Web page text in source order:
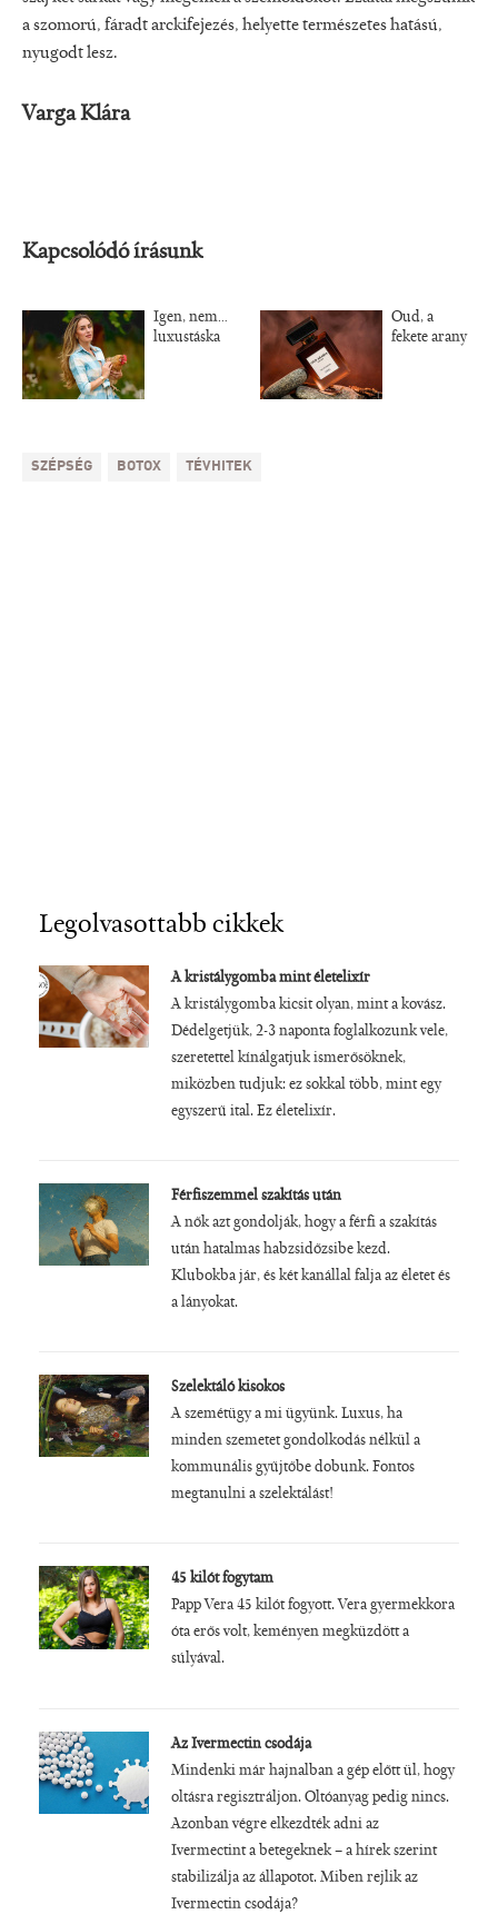
a szomorú, fáradt arckifejezés, helyette természetes hatású,
nyugodt lesz.
Varga Klára
Kapcsolódó írásunk
Igen, nem…
luxustáska
Oud, a
fekete arany
SZÉPSÉG BOTOX TÉVHITEK
Legolvasottabb cikkek
A kristálygomba mint életelixír
A kristálygomba kicsit olyan, mint a kovász.
Dédelgetjük, 2-3 naponta foglalkozunk vele,
szeretettel kínálgatjuk ismerősöknek,
miközben tudjuk: ez sokkal több, mint egy
egyszerű ital. Ez életelixír.
Férfiszemmel szakítás után
A nők azt gondolják, hogy a férfi a szakítás
után hatalmas habzsidőzsibe kezd.
Klubokba jár, és két kanállal falja az életet és
a lányokat.
Szelektáló kisokos
A szemétügy a mi ügyünk. Luxus, ha
minden szemetet gondolkodás nélkül a
kommunális gyűjtőbe dobunk. Fontos
megtanulni a szelektálást!
45 kilót fogytam
Papp Vera 45 kilót fogyott. Vera gyermekkora
óta erős volt, keményen megküzdött a
súlyával.
Az Ivermectin csodája
Mindenki már hajnalban a gép előtt ül, hogy
oltásra regisztráljon. Oltóanyag pedig nincs.
Azonban végre elkezdték adni az
Ivermectint a betegeknek – a hírek szerint
stabilizálja az állapotot. Miben rejlik az
Ivermectin csodája?